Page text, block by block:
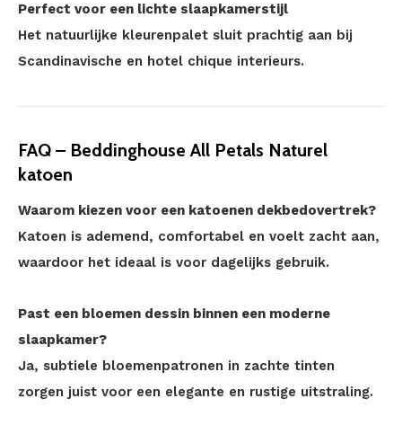
Perfect voor een lichte slaapkamerstijl
Het natuurlijke kleurenpalet sluit prachtig aan bij
Scandinavische en hotel chique interieurs.
FAQ – Beddinghouse All Petals Naturel
katoen
Waarom kiezen voor een katoenen dekbedovertrek?
Katoen is ademend, comfortabel en voelt zacht aan,
waardoor het ideaal is voor dagelijks gebruik.
Past een bloemen dessin binnen een moderne
slaapkamer?
Ja, subtiele bloemenpatronen in zachte tinten
zorgen juist voor een elegante en rustige uitstraling.